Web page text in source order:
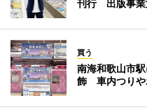
刊行 出版事業
買う
南海和歌山市
飾 車内つりや